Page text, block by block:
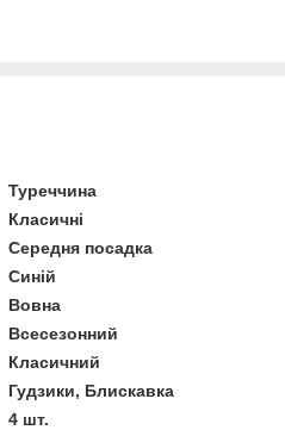
Туреччина
Класичні
Середня посадка
Синій
Вовна
Всесезонний
Класичний
Гудзики, Блискавка
4 шт.